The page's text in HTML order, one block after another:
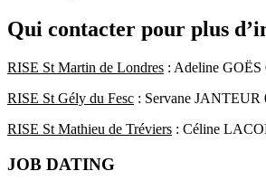
Qui contacter pour plus
RISE St Martin de Londres : Adeline GOËS
RISE St Gély du Fesc : Servane JANTEUR
RISE St Mathieu de Tréviers : Céline
JOB DATING